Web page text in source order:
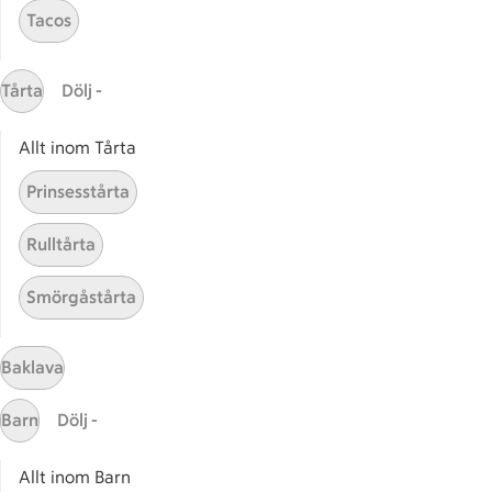
Chili tapas
Sidfot
Start
Få snabbt svar
FAQ
Kundservice
Kontakta oss
Prenumerera
Tacos
Tårta Dölj -
Allt inom Tårta
Prinsesstårta
Rulltårta
Smörgåstårta
Baklava
Barn Dölj -
Allt inom Barn